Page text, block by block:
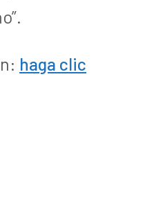
haga clic